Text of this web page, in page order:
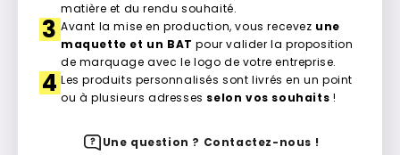
matière et du rendu souhaité.
3 Avant la mise en production, vous recevez une
maquette et un BAT pour valider la proposition
de marquage avec le logo de votre entreprise.
4 Les produits personnalisés sont livrés en un point
ou à plusieurs adresses selon vos souhaits !
Une question ? Contactez-nous !